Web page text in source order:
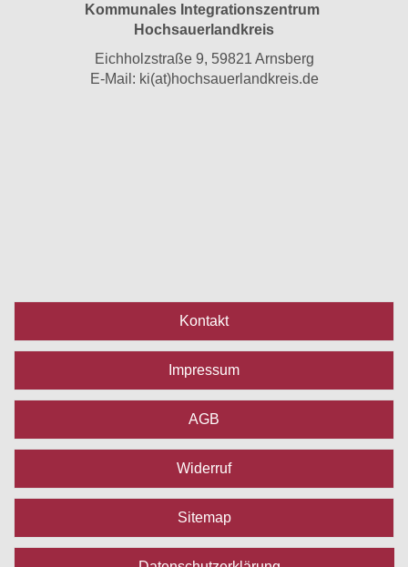
Kommunales Integrationszentrum
Hochsauerlandkreis
Eichholzstraße 9, 59821 Arnsberg
E-Mail: ki(at)hochsauerlandkreis.de
Kontakt
Impressum
AGB
Widerruf
Sitemap